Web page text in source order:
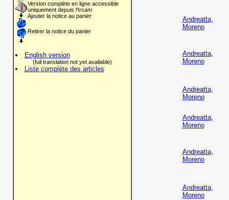
Version complète en ligne accessible
uniquement depuis l'Ircam
Ajouter la notice au panier
Retirer la notice du panier
English version
(full translation not yet available)
Liste complète des articles
Andreatta,
Moreno
Andreatta,
Moreno
Andreatta,
Moreno
Andreatta,
Moreno
Andreatta,
Moreno
Andreatta,
Moreno